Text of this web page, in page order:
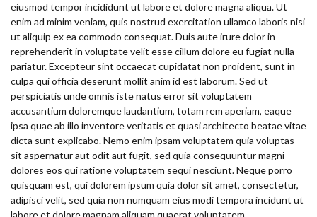
eiusmod tempor incididunt ut labore et dolore magna aliqua. Ut
enim ad minim veniam, quis nostrud exercitation ullamco laboris nisi
ut aliquip ex ea commodo consequat. Duis aute irure dolor in
reprehenderit in voluptate velit esse cillum dolore eu fugiat nulla
pariatur. Excepteur sint occaecat cupidatat non proident, sunt in
culpa qui officia deserunt mollit anim id est laborum. Sed ut
perspiciatis unde omnis iste natus error sit voluptatem
accusantium doloremque laudantium, totam rem aperiam, eaque
ipsa quae ab illo inventore veritatis et quasi architecto beatae vitae
dicta sunt explicabo. Nemo enim ipsam voluptatem quia voluptas
sit aspernatur aut odit aut fugit, sed quia consequuntur magni
dolores eos qui ratione voluptatem sequi nesciunt. Neque porro
quisquam est, qui dolorem ipsum quia dolor sit amet, consectetur,
adipisci velit, sed quia non numquam eius modi tempora incidunt ut